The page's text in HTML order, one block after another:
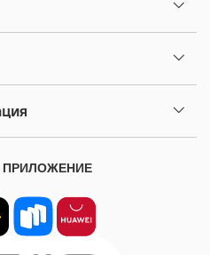
ПРИЛОЖЕНИЕ